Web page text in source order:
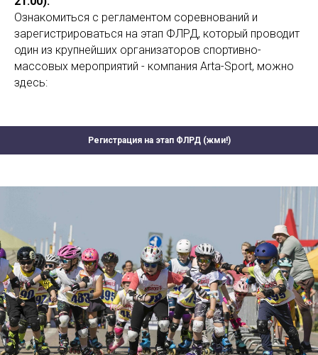
Ознакомиться с регламентом соревнований и
зарегистрироваться на этап ФЛРД, который проводит
один из крупнейших организаторов спортивно-
массовых мероприятий - компания Arta-Sport, можно
здесь:
Регистрация на этап ФЛРД (жми!)